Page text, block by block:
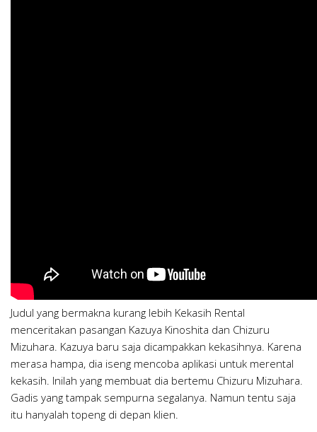
Judul yang bermakna kurang lebih Kekasih Rental
menceritakan pasangan Kazuya Kinoshita dan Chizuru
Mizuhara. Kazuya baru saja dicampakkan kekasihnya. Karena
merasa hampa, dia iseng mencoba aplikasi untuk merental
kekasih. Inilah yang membuat dia bertemu Chizuru Mizuhara.
Gadis yang tampak sempurna segalanya. Namun tentu saja
itu hanyalah topeng di depan klien.